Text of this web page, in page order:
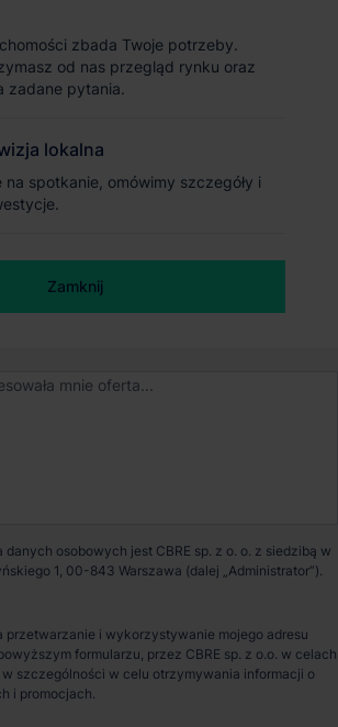
logistyczne w sercu Warszawy
zbada Twoje potrzeby.
od nas przegląd rynku oraz
zadane pytania.
lokalna
na spotkanie, omówimy szczegóły i
Zamknij
osobowych jest CBRE sp. z o. o. z siedzibą w
1, 00-843 Warszawa (dalej „Administrator”).
przetwarzanie i wykorzystywanie mojego adresu
formularzu, przez CBRE sp. z o.o. w celach
szczególności w celu otrzymywania informacji o
i promocjach.
zbada Twoje potrzeby.
od nas przegląd rynku oraz
zadane pytania.
lokalna
na spotkanie, omówimy szczegóły i
Zamknij